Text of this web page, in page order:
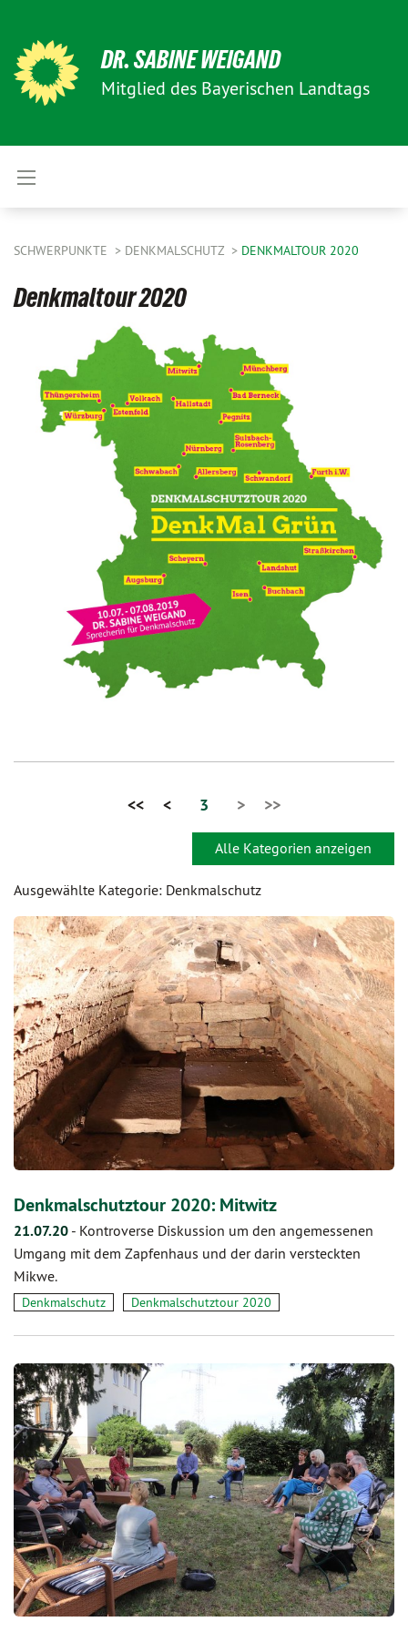
DR. SABINE WEIGAND
Mitglied des Bayerischen Landtags
SCHWERPUNKTE DENKMALSCHUTZ DENKMALTOUR 2020
Denkmaltour 2020
<< < 3 > >>
Alle Kategorien anzeigen
Ausgewählte Kategorie: Denkmalschutz
Denkmalschutztour 2020: Mitwitz
21.07.20 - Kontroverse Diskussion um den angemessenen
Umgang mit dem Zapfenhaus und der darin versteckten
Mikwe.
Denkmalschutz Denkmalschutztour 2020